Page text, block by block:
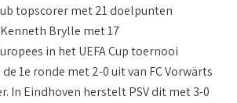
topscorer met 21 doelpunten
Brylle met 17
in het UEFA Cup toernooi
1e ronde met 2-0 uit van FC Vorwärts
In Eindhoven herstelt PSV dit met 3-0